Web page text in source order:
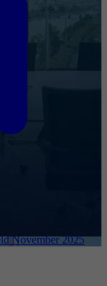
November 2025